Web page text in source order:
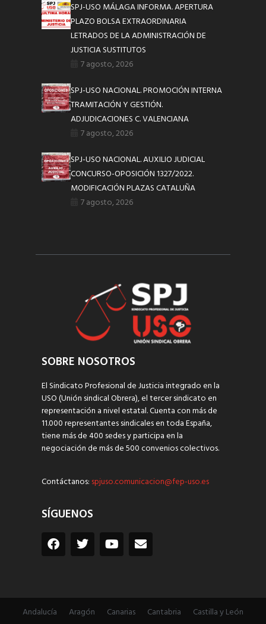
SPJ-USO MÁLAGA INFORMA. APERTURA
PLAZO BOLSA EXTRAORDINARIA
LETRADOS DE LA ADMINISTRACIÓN DE
JUSTICIA SUSTITUTOS
7 agosto, 2026
SPJ-USO NACIONAL. PROMOCIÓN INTERNA
TRAMITACIÓN Y GESTIÓN.
ADJUDICACIONES C. VALENCIANA
7 agosto, 2026
SPJ-USO NACIONAL. AUXILIO JUDICIAL
CONCURSO-OPOSICIÓN 1327/2022.
MODIFICACIÓN PLAZAS CATALUÑA
7 agosto, 2026
SOBRE NOSOTROS
El Sindicato Profesional de Justicia integrado en la
USO (Unión sindical Obrera), el tercer sindicato en
representación a nivel estatal. Cuenta con más de
11.000 representantes sindicales en toda España,
tiene más de 400 sedes y participa en la
negociación de más de 500 convenios colectivos.
Contáctanos: spjuso.comunicacion@fep-uso.es
SÍGUENOS
Andalucía Aragón Canarias Cantabria
Castilla y León